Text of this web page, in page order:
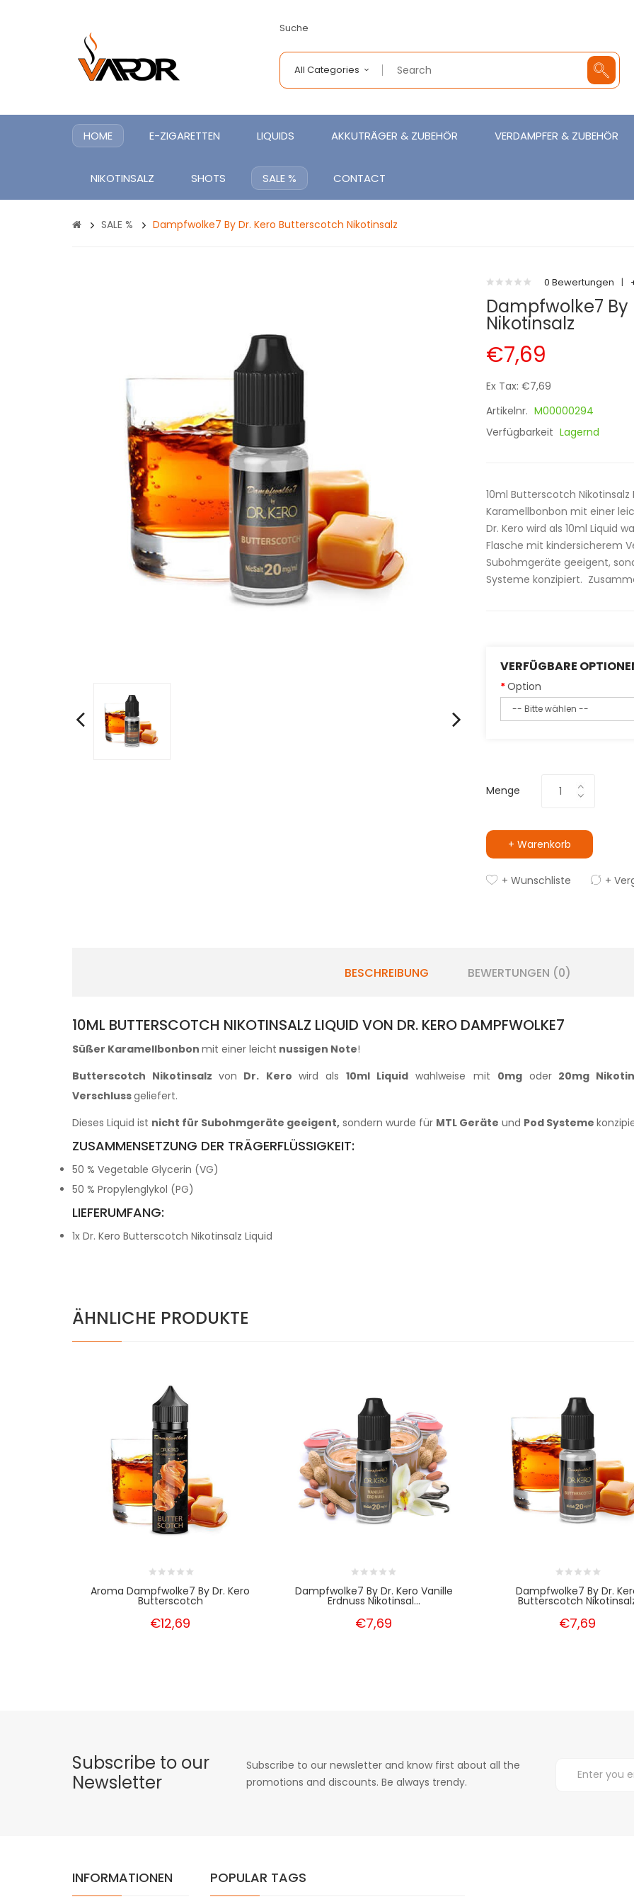
Suche
All Categories
HOME E-ZIGARETTEN LIQUIDS AKKUTRÄGER & ZUBEHÖR VERDAMPFER & ZUBEHÖR
NIKOTINSALZ SHOTS SALE % CONTACT
SALE % Dampfwolke7 By Dr. Kero Butterscotch Nikotinsalz
0 Bewertungen |
Dampfwolke7
Nikotinsalz
€7,69
Ex Tax: €7,69
Artikelnr. M00000294
Verfügbarkeit Lagernd
10ml Butterscotch
Karamellbonbon mit einer
Dr. Kero wird als 10ml Liquid
Flasche mit kindersicherem
Subohmgeräte geeigent,
Systeme konzipiert.
VERFÜGBARE
Option
Menge
+ Warenkorb
+ Wunschliste +
BESCHREIBUNG BEWERTUNGEN (0)
10ML BUTTERSCOTCH NIKOTINSALZ LIQUID VON DR. KERO DAMPFWOLKE7
Süßer Karamellbonbon mit einer leicht nussigen Note!
Butterscotch Nikotinsalzvon Dr. Kero wird als10ml Liquid wahlweise mit 0mgoder20mg Nikotin
Verschlussgeliefert.
Dieses Liquid ist nicht für Subohmgeräte geeigent, sondern wurde für MTL Geräte und Pod Systeme
ZUSAMMENSETZUNG DER TRÄGERFLÜSSIGKEIT:
50 % Vegetable Glycerin (VG)
50 % Propylenglykol (PG)
LIEFERUMFANG:
1x Dr. Kero Butterscotch Nikotinsalz Liquid
ÄHNLICHE PRODUKTE
Aroma Dampfwolke7 By Dr. Kero
Butterscotch
€12,69
Dampfwolke7 By Dr. Kero Vanille
Erdnuss Nikotinsal...
€7,69
Dampfwolke7 By Dr.
Butterscotch
€7,69
Subscribe to our
Newsletter
Subscribe to our newsletter and know first about all the
promotions and discounts. Be always trendy.
INFORMATIONEN POPULAR TAGS